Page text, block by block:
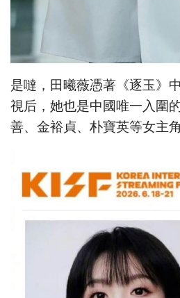
是噠，田曦薇憑著《逐玉》
視后，她也是中國唯一入圍
善、金裕貞、朴寶英等女主